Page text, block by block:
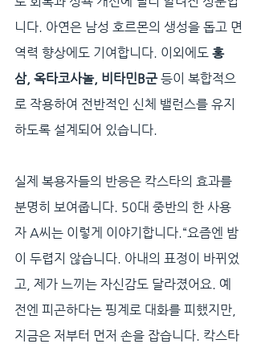
니다. 아연은 남성 호르몬의 생성을 돕고 면
역력 향상에도 기여합니다. 이외에도 홍
삼, 옥타코사놀, 비타민B군 등이 복합적으
로 작용하여 전반적인 신체 밸런스를 유지
하도록 설계되어 있습니다.
실제 복용자들의 반응은 칵스타의 효과를
분명히 보여줍니다. 50대 중반의 한 사용
자 A씨는 이렇게 이야기합니다.“요즘엔 밤
이 두렵지 않습니다. 아내의 표정이 바뀌었
고, 제가 느끼는 자신감도 달라졌어요. 예
전엔 피곤하다는 핑계로 대화를 피했지만,
지금은 저부터 먼저 손을 잡습니다. 칵스타